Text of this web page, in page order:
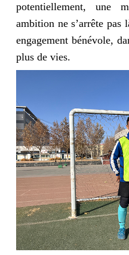
potentiellement, une
ambition ne s’arrête pas
engagement bénévole,
plus de vies.